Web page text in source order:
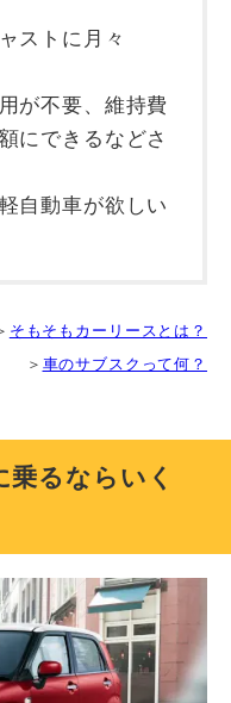
ストに月々
が不要、維持費
にできるなどさ
自動車が欲しい
そもそもカーリースとは？
＞ 車のサブスクって何？
るならいく